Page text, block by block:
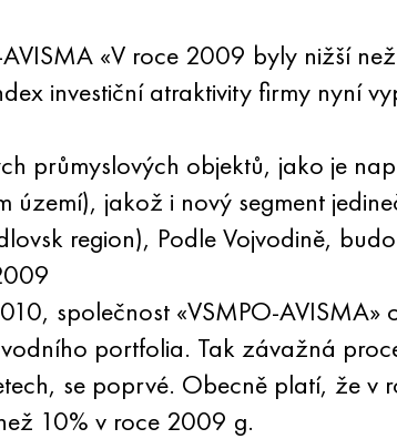
«V roce 2009 byly nižší
investiční atraktivity firmy nyní
průmyslových objektů, jako je
území), jakož i nový segment
region), Podle Vojvodině,
společnost «VSMPO-
portfolia. Tak závažná
se poprvé. Obecně platí, že v
10% v roce 2009 g.